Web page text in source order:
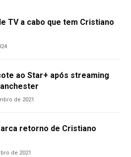
TV a cabo que tem Cristiano
ao Star+ após streaming
de 2021
retorno de Cristiano
de 2021